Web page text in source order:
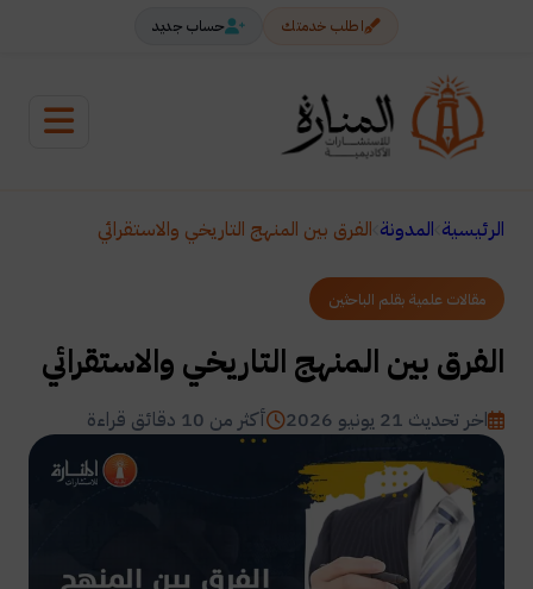
اطلب خدمتك حساب جديد
الرئيسية المدونة الفرق بين المنهج التاريخي والاستقرائي
مقالات علمية بقلم الباحثين
الفرق بين المنهج التاريخي والاستقرائي
اخر تحديث 21 يونيو 2026 أكثر من 10 دقائق قراءة